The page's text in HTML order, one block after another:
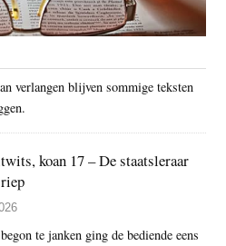
verlangen blijven sommige teksten
koan 17 – De staatsleraar
te janken ging de bediende eens